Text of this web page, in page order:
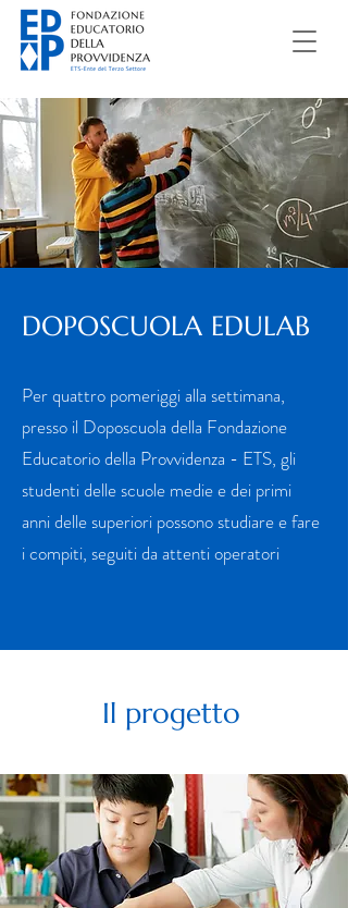
DOPOSCUOLA EDULAB
Per quattro pomeriggi alla settimana,
presso il Doposcuola della Fondazione
Educatorio della Provvidenza - ETS, gli
studenti delle scuole medie e dei primi
anni delle superiori possono studiare e fare
i compiti, seguiti da attenti operatori
Il progetto